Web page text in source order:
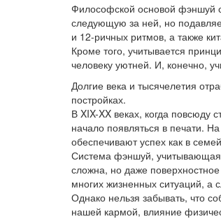
Философской основой фэншуй
следующую за ней, но
и 12-ричных ритмов, а также
Кроме того, учитывается
человеку уютней. И, конечно,
Долгие века и тысячелетия
постройках.
В XIX-XX веках, когда
начало появляться в печати.
обеспечивают успех как в
Система фэншуй, учитывающая
сложна, но даже
многих жизненных ситуаций, а
Однако нельзя забывать, что
нашей кармой, влияние